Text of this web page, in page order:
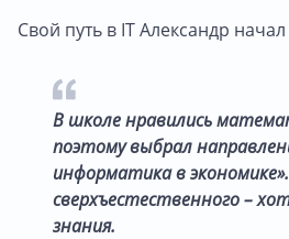
Свой путь в IT Александр
В школе нравились
поэтому выбрал
информатика в
сверхъестественного –
знания.